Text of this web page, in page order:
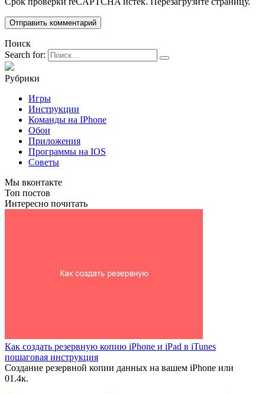
Поиск
Search for:
Рубрики
Игры
Инструкции
Команды на IPhone
Обои
Приложения
Программы на IOS
Советы
Мы вконтакте
Топ постов
Интересно почитать
Как создать резервную копию iPhone и iPad в iTunes
пошаговая инструкция
Создание резервной копии данных на вашем iPhone или
01.4к.